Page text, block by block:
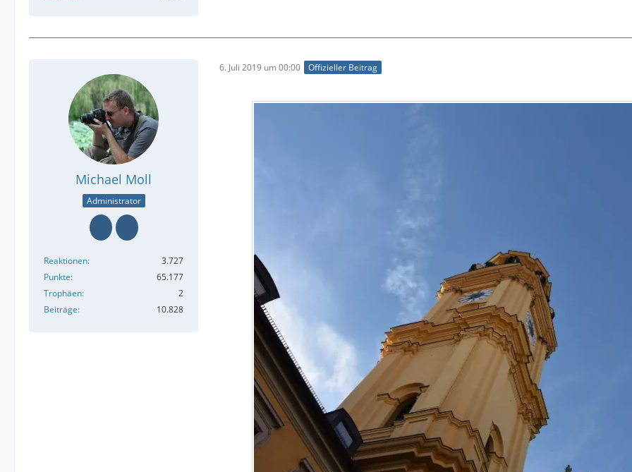
Michael Moll
Administrator
Reaktionen
3.727
Punkte
65.177
Trophäen
2
Beiträge
10.828
6. Juli 2019 um 00:00 Offizieller Beitrag